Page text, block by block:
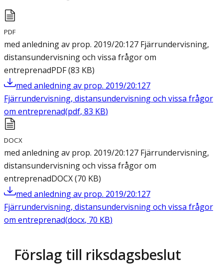
PDF
med anledning av prop. 2019/20:127 Fjärrundervisning,
distansundervisning och vissa frågor om
entreprenadPDF(83 KB)
med anledning av prop. 2019/20:127
Fjärrundervisning, distansundervisning och vissa frågor
om entreprenad(pdf, 83 KB)
DOCX
med anledning av prop. 2019/20:127 Fjärrundervisning,
distansundervisning och vissa frågor om
entreprenadDOCX(70 KB)
med anledning av prop. 2019/20:127
Fjärrundervisning, distansundervisning och vissa frågor
om entreprenad(docx, 70 KB)
Förslag till riksdagsbeslut